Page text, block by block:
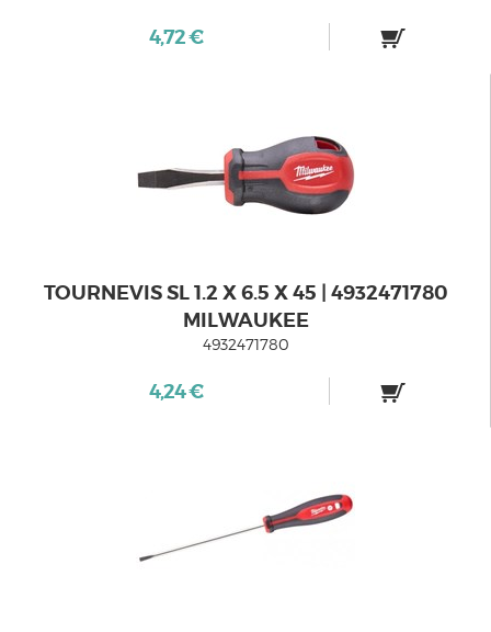
4,72 €
TOURNEVIS SL 1.2 X 6.5 X 45 | 4932471780
MILWAUKEE
4932471780
4,24 €